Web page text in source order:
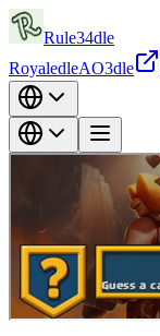
Rule34dle
RoyaledleAO3dle